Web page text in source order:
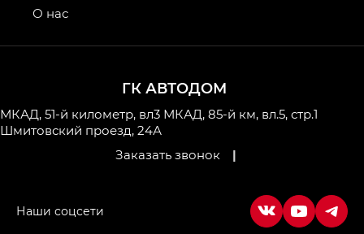
привод — GB AWD, Джи Эль Полный привод —
Джи Икс ПРЕМИУМ — GX PREMIUM, ЛАУНЖ —
LOUNGE
Empow — Эмпау (Empow) в комплектации
Джи Эс — GS, Джи Эль с элементы экстерьера
ГК АВТОДОМ
МКАД, 51-й километр, вл3 МКАД, 85-й км, вл.5, стр.1
Шмитовский проезд, 24А
Заказать звонок
|
О нас